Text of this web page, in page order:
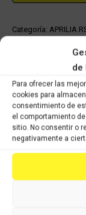
de
Para ofrecer las
cookies para
consentimiento de
el comportamiento
sitio. No consentir o
negativamente a
Categoría: APRILIA
Share this
Share
on
X
Share
on
Productos